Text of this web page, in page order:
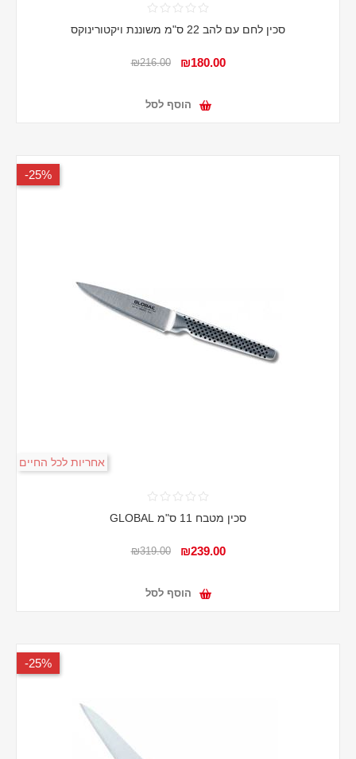
סכין לחם עם להב 22 ס"מ משוננת ויקטורינוקס
₪180.00
₪216.00
הוסף לסל
25%-
אחריות לכל החיים
סכין מטבח 11 ס"מ GLOBAL
₪239.00
₪319.00
הוסף לסל
25%-